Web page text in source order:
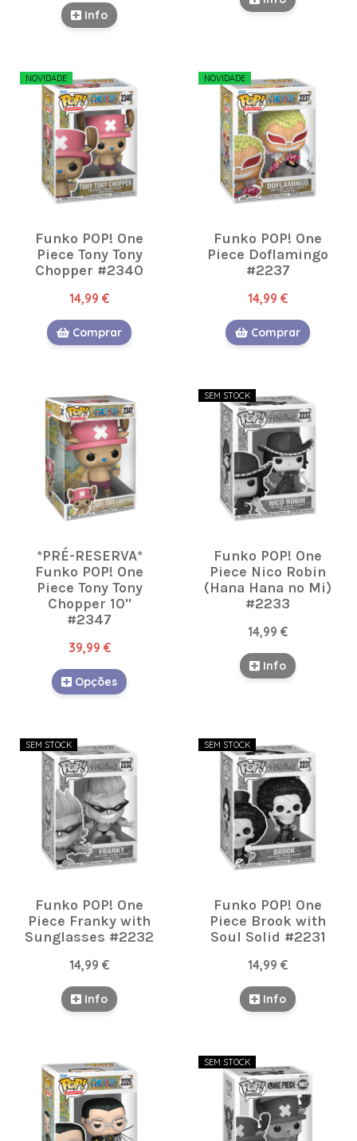
Info
NOVIDADE
Funko POP! One
Piece Tony Tony
Chopper #2340
14,99 €
Comprar
NOVIDADE
Funko POP! One
Piece Doflamingo
#2237
14,99 €
Comprar
*PRÉ-RESERVA*
Funko POP! One
Piece Tony Tony
Chopper 10''
#2347
39,99 €
Opções
SEM STOCK
Funko POP! One
Piece Nico Robin
(Hana Hana no Mi)
#2233
14,99 €
Info
SEM STOCK
Funko POP! One
Piece Franky with
Sunglasses #2232
14,99 €
Info
SEM STOCK
Funko POP! One
Piece Brook with
Soul Solid #2231
14,99 €
Info
SEM STOCK